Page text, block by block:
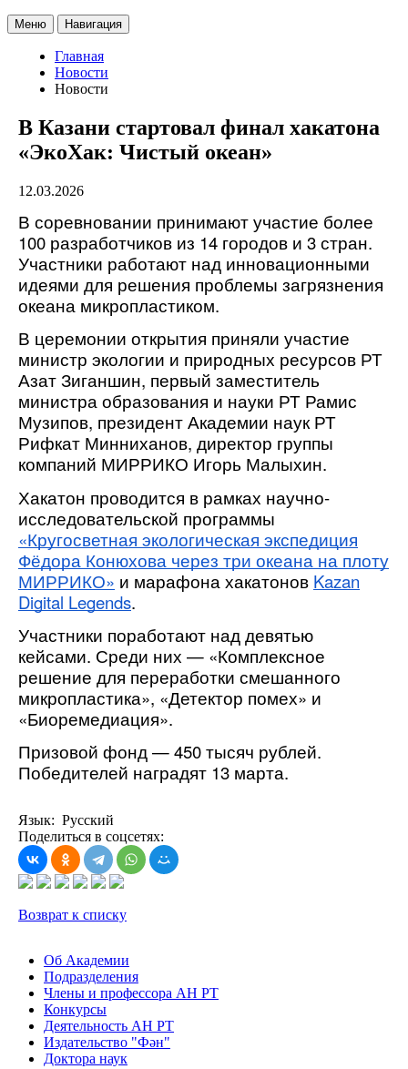
Меню Навигация
Главная
Новости
Новости
В Казани стартовал финал хакатона
«ЭкоХак: Чистый океан»
12.03.2026
В соревновании принимают участие более
100 разработчиков из 14 городов и 3 стран.
Участники работают над инновационными
идеями для решения проблемы загрязнения
океана микропластиком.
В церемонии открытия приняли участие
министр экологии и природных ресурсов РТ
Азат Зиганшин, первый заместитель
министра образования и науки РТ Рамис
Музипов, президент Академии наук РТ
Рифкат Минниханов, директор группы
компаний МИРРИКО Игорь Малыхин.
Хакатон проводится в рамках научно-
исследовательской программы
«Кругосветная экологическая экспедиция
Фёдора Конюхова через три океана на плоту
МИРРИКО» и марафона хакатонов Kazan
Digital Legends.
Участники поработают над девятью
кейсами. Среди них — «Комплексное
решение для переработки смешанного
микропластика», «Детектор помех» и
«Биоремедиация».
Призовой фонд — 450 тысяч рублей.
Победителей наградят 13 марта.
Язык: Русский
Поделиться в соцсетях:
Возврат к списку
Об Академии
Подразделения
Члены и профессора АН РТ
Конкурсы
Деятельность АН РТ
Издательство "Фән"
Доктора наук